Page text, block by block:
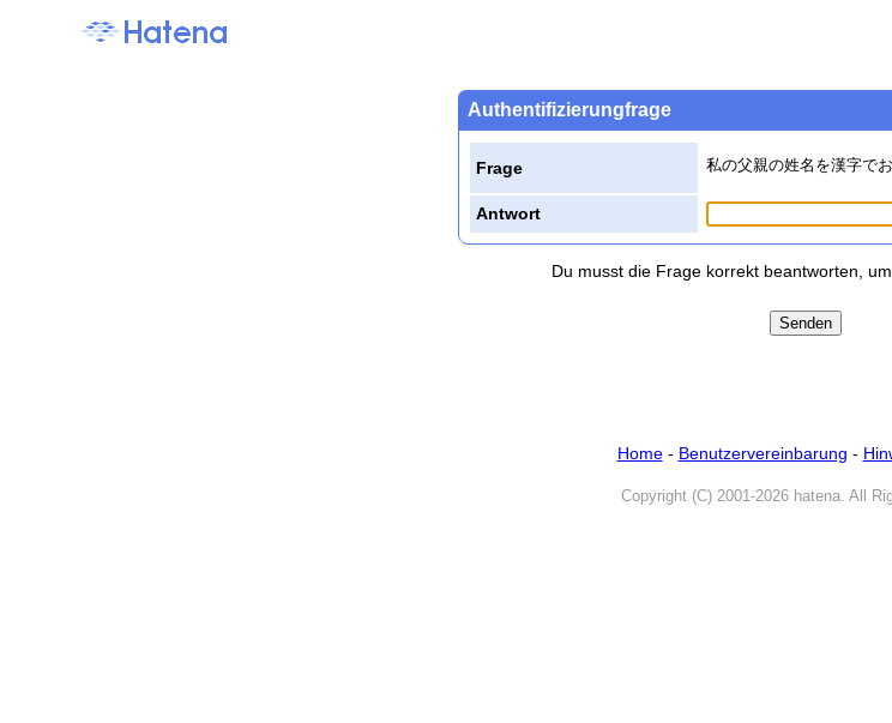
Authentifizierungfrage
Frage 私の父親の姓名を漢字で
Antwort
Du musst die Frage korrekt beantworten,
Home- Benutzervereinbarung -
Copyright (C) 2001-2026 hatena. All